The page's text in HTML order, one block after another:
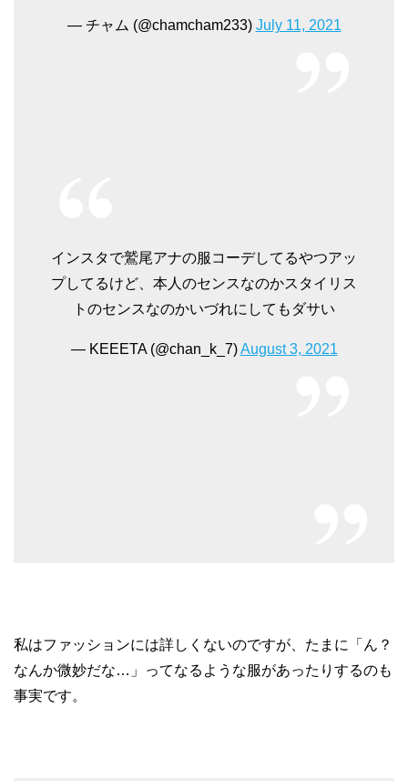
— チャム (@chamcham233) July 11, 2021
インスタで鷲尾アナの服コーデしてるやつアッ
プしてるけど、本人のセンスなのかスタイリス
トのセンスなのかいづれにしてもダサい
— KEEETA (@chan_k_7)August 3, 2021
私はファッションには詳しくないのですが、たまに「ん？
なんか微妙だな…」ってなるような服があったりするのも
事実です。